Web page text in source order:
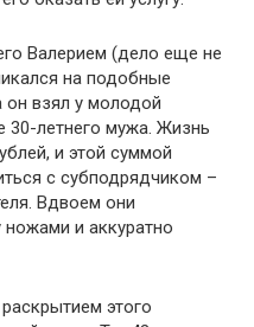
Валерием (дело еще не
на подобные
взял у молодой
30-летнего мужа. Жизнь
и этой суммой
с субподрядчиком –
Вдвоем они
и аккуратно
этого